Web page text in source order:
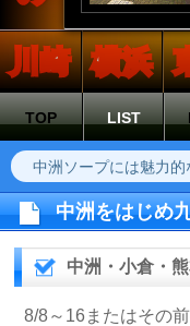
川崎 横浜
TOP LIST
中洲ソープには魅力
中洲をはじめ九
8/8～16またはその